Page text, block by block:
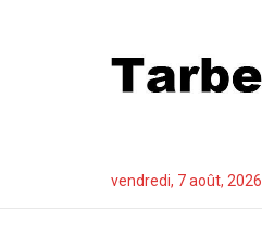
vendredi, 7 août, 2026